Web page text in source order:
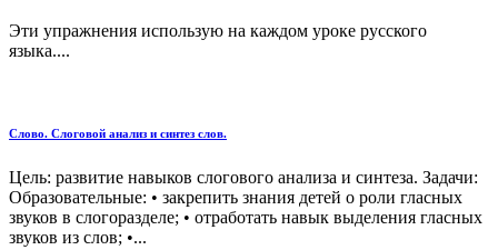
Эти упражнения использую на каждом уроке русского
языка....
Слово. Слоговой анализ и синтез слов.
Цель: развитие навыков слогового анализа и синтеза. Задачи:
Образовательные: • закрепить знания детей о роли гласных
звуков в слогоразделе; • отработать навык выделения гласных
звуков из слов; •...